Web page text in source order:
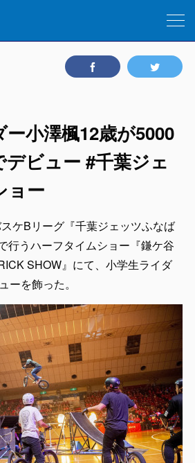
小澤楓12歳が5000
デビュー #千葉ジェ
ョー
ケBリーグ『千葉ジェッツふなば
行うハーフタイムショー『鎌ケ谷
SHOW』にて、小学生ライダ
ーを飾った。